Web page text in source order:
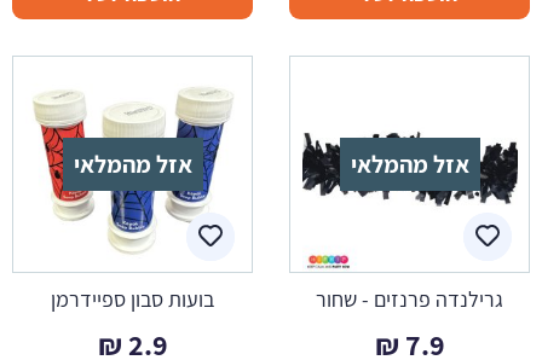
אזל מהמלאי
גרילנדה פרנזים - שחור
7.9
₪
אזל מהמלאי
בועות סבון ספיידרמן
2.9
₪